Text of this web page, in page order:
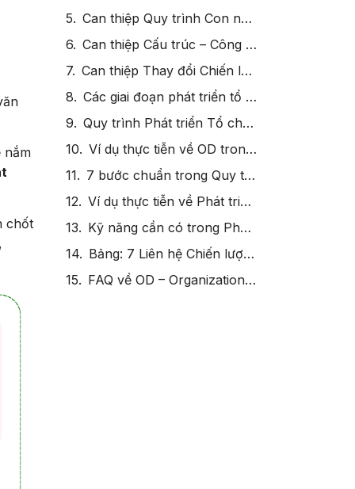
nắm
chốt
Can thiệp Quy trình Con người (Human Process Interventions)
Can thiệp Cấu trúc – Công nghệ (Technostructural Interventions)
Can thiệp Thay đổi Chiến lược (Strategic Change Interventions)
Các giai đoạn phát triển tổ chức (Stages of Organizational Development – OD)
Quy trình Phát triển Tổ chức (Organizational Development Process)
Ví dụ thực tiễn về OD trong dịch vụ y tế
7 bước chuẩn trong Quy trình Phát triển Tổ chức (OD)
Ví dụ thực tiễn về Phát triển Tổ chức (Real-life Organizational Development Examples)
Kỹ năng cần có trong Phát triển Tổ chức (Organizational Development Skills)
Bảng: 7 Liên hệ Chiến lược của OD (Organizational Development – Phát triển Tổ chức)
FAQ về OD – Organizational Development (Phát triển Tổ chức)